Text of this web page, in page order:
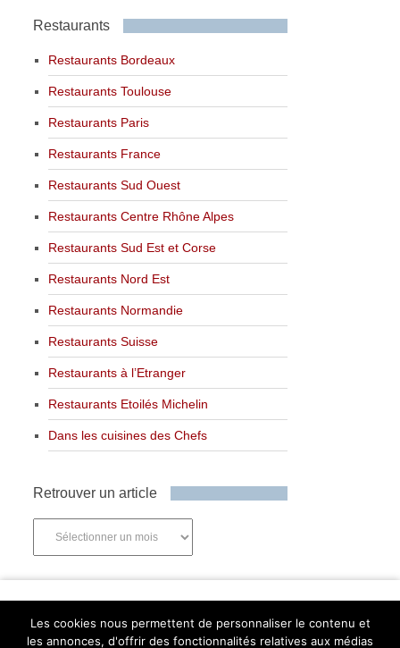
Restaurants
Restaurants Bordeaux
Restaurants Toulouse
Restaurants Paris
Restaurants France
Restaurants Sud Ouest
Restaurants Centre Rhône Alpes
Restaurants Sud Est et Corse
Restaurants Nord Est
Restaurants Normandie
Restaurants Suisse
Restaurants à l’Etranger
Restaurants Etoilés Michelin
Dans les cuisines des Chefs
Retrouver un article
Les cookies nous permettent de personnaliser le contenu et
les annonces, d'offrir des fonctionnalités relatives aux médias